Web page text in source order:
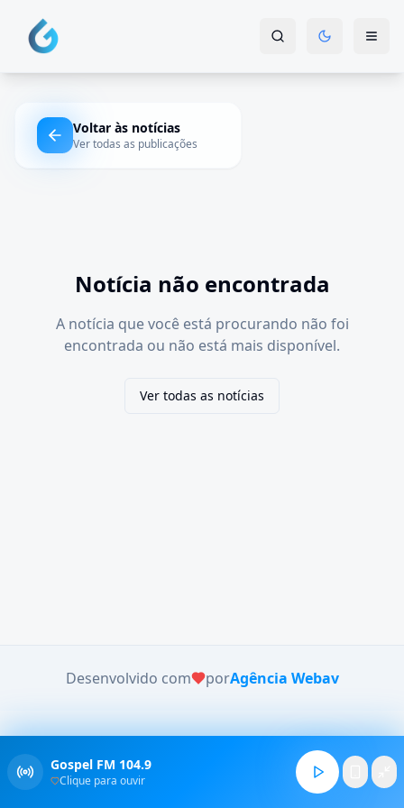
Voltar às notícias
Ver todas as publicações
Notícia não encontrada
A notícia que você está procurando não foi
encontrada ou não está mais disponível.
Ver todas as notícias
Desenvolvido com porAgência Webav
Gospel FM 104.9
Clique para ouvir